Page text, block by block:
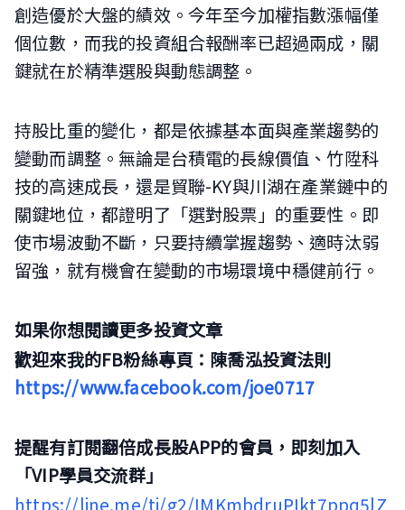
創造優於大盤的績效。今年至今加權指數漲幅僅
個位數，而我的投資組合報酬率已超過兩成，關
鍵就在於精準選股與動態調整。
持股比重的變化，都是依據基本面與產業趨勢的
變動而調整。無論是台積電的長線價值、竹陞科
技的高速成長，還是貿聯-KY與川湖在產業鏈中的
關鍵地位，都證明了「選對股票」的重要性。即
使市場波動不斷，只要持續掌握趨勢、適時汰弱
留強，就有機會在變動的市場環境中穩健前行。
如果你想閱讀更多投資文章
歡迎來我的FB粉絲專頁：陳喬泓投資法則
https://www.facebook.com/joe0717
提醒有訂閱翻倍成長股APP的會員，即刻加入
「VIP學員交流群」
https://line.me/ti/g2/IMKmbdruPIkt7ppq5lZ